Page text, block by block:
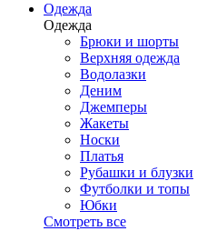
Одежда
Одежда
Брюки и шорты
Верхняя одежда
Водолазки
Деним
Джемперы
Жакеты
Носки
Платья
Рубашки и блузки
Футболки и топы
Юбки
Смотреть все